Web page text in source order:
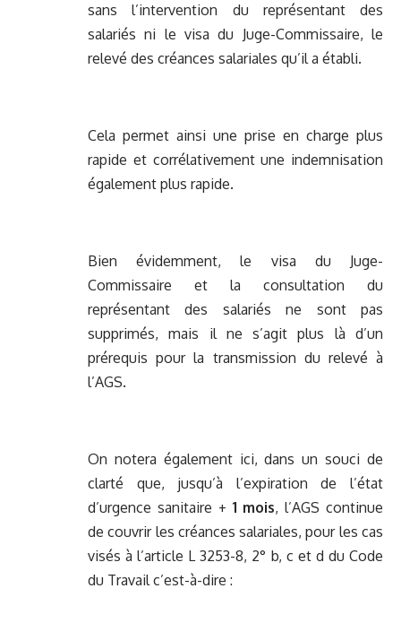
sans l’intervention du représentant des
salariés ni le visa du Juge-Commissaire, le
relevé des créances salariales qu’il a établi.
Cela permet ainsi une prise en charge plus
rapide et corrélativement une indemnisation
également plus rapide.
Bien évidemment, le visa du Juge-
Commissaire et la consultation du
représentant des salariés ne sont pas
supprimés, mais il ne s’agit plus là d’un
prérequis pour la transmission du relevé à
l’AGS.
On notera également ici, dans un souci de
clarté que, jusqu’à l’expiration de l’état
d’urgence sanitaire + 1 mois, l’AGS continue
de couvrir les créances salariales, pour les cas
visés à l’article L 3253-8, 2° b, c et d du Code
du Travail c’est-à-dire :